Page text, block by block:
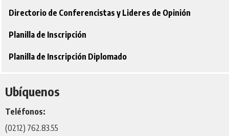
Directorio de Conferencistas y Lideres de Opinión
Planilla de Inscripción
Planilla de Inscripción Diplomado
Ubíquenos
Teléfonos:
(0212) 762.83.55